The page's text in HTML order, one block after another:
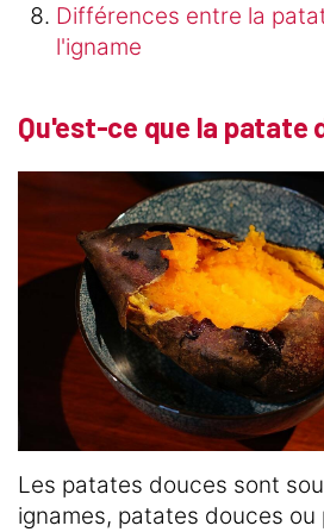
Différences entre la
l'igname
Qu'est-ce que la patate
Les patates douces sont
ignames, patates douces